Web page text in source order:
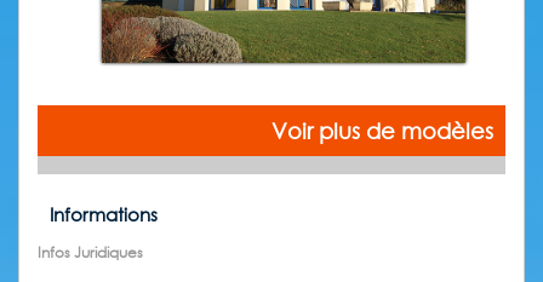
Voir plus de modèles
Informations
Infos Juridiques